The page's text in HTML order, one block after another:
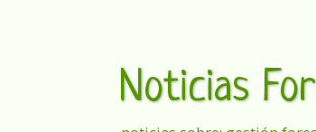
Noticias